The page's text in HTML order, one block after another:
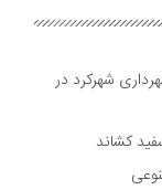
شهرکرد در
کشاند